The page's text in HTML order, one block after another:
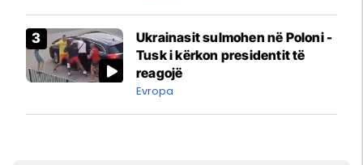
Mançesterit
Ukrainasit sulmohen në Poloni -
Tusk i kërkon presidentit të
reagojë
Evropa